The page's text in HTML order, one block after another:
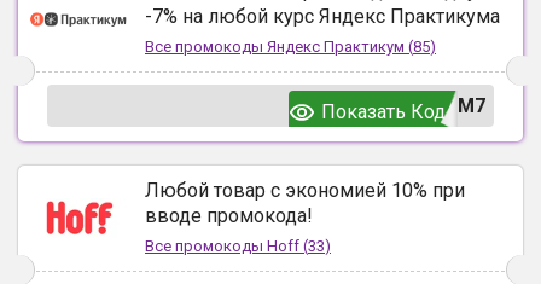
-7% на любой курс Яндекс Практикума
Все промокоды Яндекс Практикум (85)
UM7
Показать Код
Любой товар с экономией 10% при
вводе промокода!
Все промокоды Hoff (33)